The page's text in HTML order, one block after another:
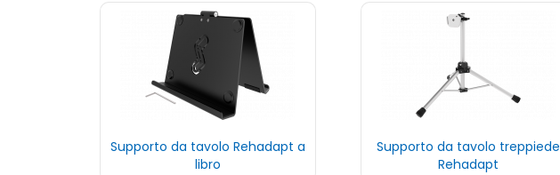
Supporto da tavolo Rehadapt a
libro
Supporto da tavolo treppiede
Rehadapt